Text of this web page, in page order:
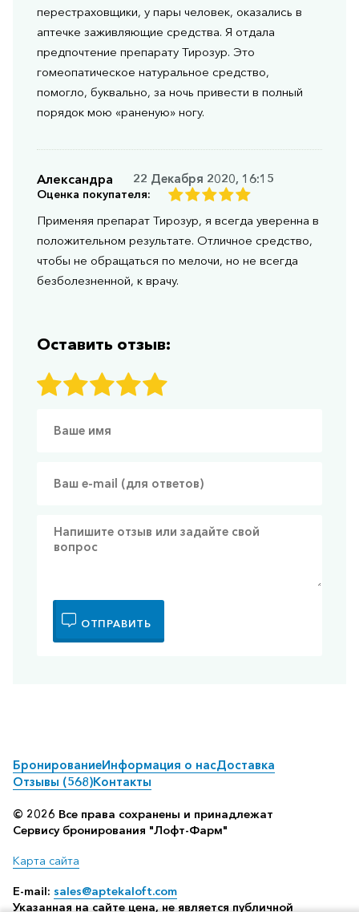
перестраховщики, у пары человек, оказались в
аптечке заживляющие средства. Я отдала
предпочтение препарату Тирозур. Это
гомеопатическое натуральное средство,
помогло, буквально, за ночь привести в полный
порядок мою «раненую» ногу.
Александра 22 Декабря 2020, 16:15
Оценка покупателя:
Применяя препарат Тирозур, я всегда уверенна в
положительном результате. Отличное средство,
чтобы не обращаться по мелочи, но не всегда
безболезненной, к врачу.
Оставить отзыв:
ОТПРАВИТЬ
БронированиеИнформация о насДоставка
Отзывы (568)Контакты
© 2026 Все права сохранены и принадлежат
Сервису бронирования "Лофт-Фарм"
Карта сайта
E-mail: sales@aptekaloft.com
Указанная на сайте цена, не является публичной